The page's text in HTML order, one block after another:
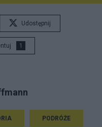
Udostępnij
1
PODRÓŻE